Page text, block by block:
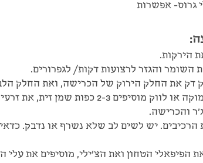
גרוס- אפשרות
4. למחבת עמוקה או לווק מוסיפים 2-
והכרישה.
הרכיבים. יש לשים לב שלא נשרף או נדבק.